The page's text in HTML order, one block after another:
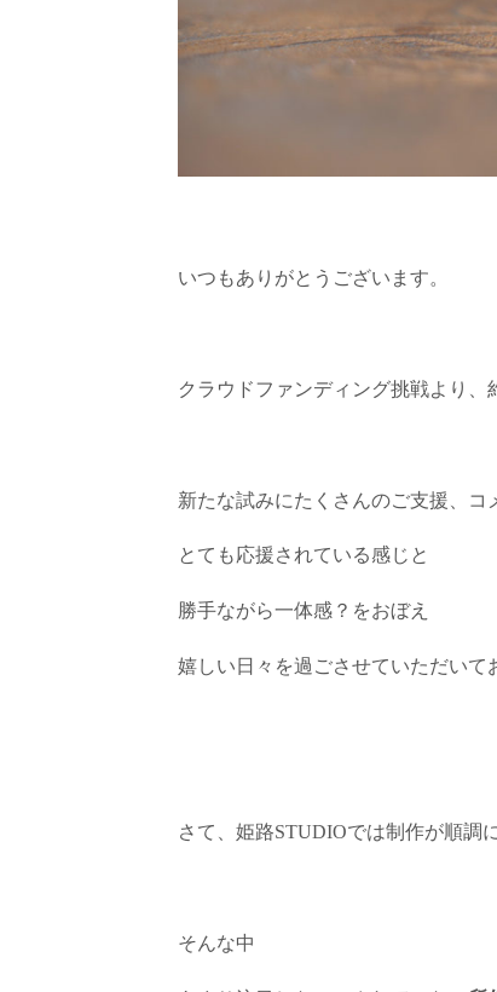
いつもありがとうございます。
クラウドファンディング挑戦より、
新たな試みにたくさんのご支援、コ
とても応援されている感じと
勝手ながら一体感？をおぼえ
嬉しい日々を過ごさせていただいて
さて、姫路STUDIOでは制作が順調
そんな中